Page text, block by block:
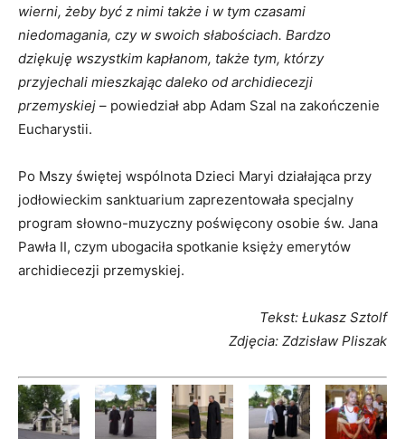
wierni, żeby być z nimi także i w tym czasami
niedomagania, czy w swoich słabościach. Bardzo
dziękuję wszystkim kapłanom, także tym, którzy
przyjechali mieszkając daleko od archidiecezji
przemyskiej – powiedział abp Adam Szal na zakończenie
Eucharystii.
Po Mszy świętej wspólnota Dzieci Maryi działająca przy
jodłowieckim sanktuarium zaprezentowała specjalny
program słowno-muzyczny poświęcony osobie św. Jana
Pawła II, czym ubogaciła spotkanie księży emerytów
archidiecezji przemyskiej.
Tekst: Łukasz Sztolf
Zdjęcia: Zdzisław Pliszak